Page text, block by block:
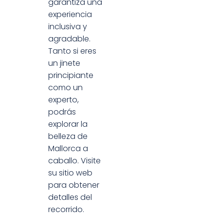
garantiza una
experiencia
inclusiva y
agradable.
Tanto si eres
un jinete
principiante
como un
experto,
podrás
explorar la
belleza de
Mallorca a
caballo. Visite
su sitio web
para obtener
detalles del
recorrido.